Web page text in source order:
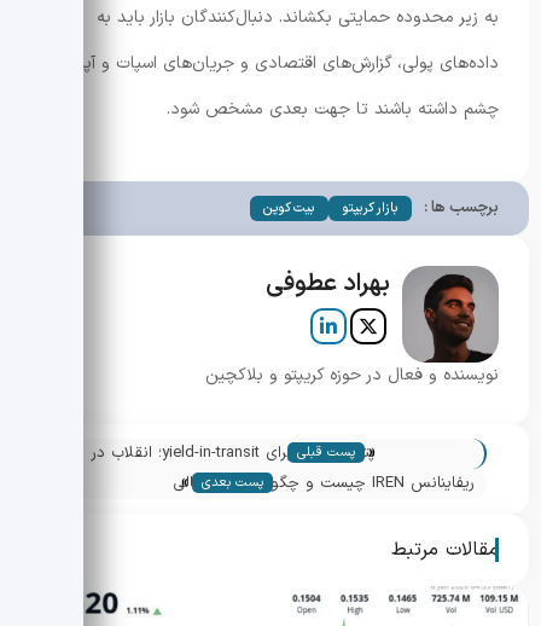
به زیر محدوده حمایتی بکشاند. دنبال‌کنندگان بازار باید به
داده‌های پولی، گزارش‌های اقتصادی و جریان‌های اسپات و آپشن
چشم داشته باشند تا جهت بعدی مشخص شود.
برچسب ها : بازار کریپتو بیت کوین
بهراد عطوفی
نویسنده و فعال در حوزه کریپتو و بلاکچین
« پست قبلی
پتنت تاسات برای yield-in-transit؛ انقلاب در
تسویه آنی و سوددهی زنجیره‌ای
ریفاینانس IREN چیست و چگونه ساختار مالی
پست بعدی »
مقالات مرتبط